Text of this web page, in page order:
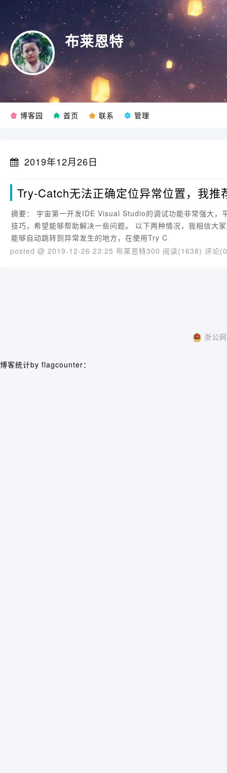
布莱恩特
博客园 首页 联系 管理
2019年12月26日
Try-Catch无法正确定位异常位置，我推
摘要： 宇宙第一开发IDE Visual Studio的调试功能非常强大，平常工作debug帮助我们解决不少问题。今天分享两个异常捕获的
技巧，希望能够帮助解决一些问题。 以下两种情况，我相信
能够自动跳转到异常发生的地方，在使用Try C
posted @ 2019-12-26 23:25 布莱恩特300 阅读(1638) 评论
浙公
博客统计by flagcounter：